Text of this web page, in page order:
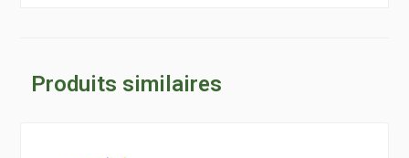
Produits similaires